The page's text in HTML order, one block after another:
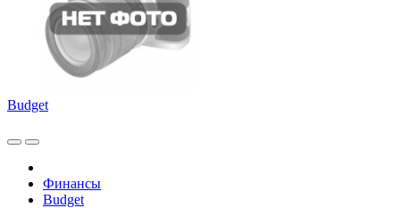
Budget
Финансы
Budget